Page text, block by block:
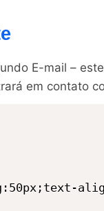
E-mail –
em contato